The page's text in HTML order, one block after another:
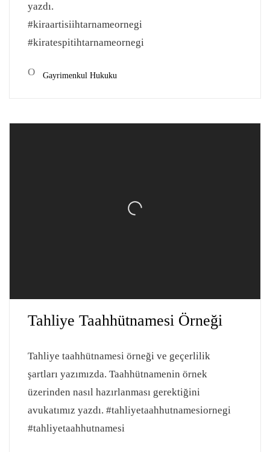
yazdı.
#kiraartisiihtarnameornegi
#kiratespitihtarnameornegi
Gayrimenkul Hukuku
Tahliye Taahhütnamesi Örneği
Tahliye taahhütnamesi örneği ve geçerlilik
şartları yazımızda. Taahhütnamenin örnek
üzerinden nasıl hazırlanması gerektiğini
avukatımız yazdı. #tahliyetaahhutnamesiornegi
#tahliyetaahhutnamesi